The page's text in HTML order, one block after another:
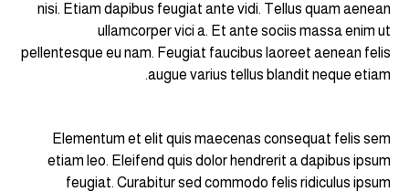
nisi. Etiam dapibus feugiat ante vidi. Tellus quam aenean
ullamcorper vici a. Et ante sociis massa enim ut
pellentesque eu nam. Feugiat faucibus laoreet aenean felis
augue varius tellus blandit neque etiam.
Elementum et elit quis maecenas consequat felis sem
etiam leo. Eleifend quis dolor hendrerit a dapibus ipsum
feugiat. Curabitur sed commodo felis ridiculus ipsum